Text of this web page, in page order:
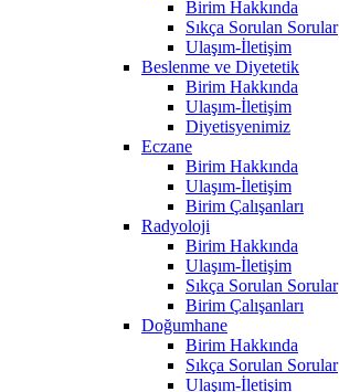
Birim Hakkında
Sıkça Sorulan Sorular
Ulaşım-İletişim
Beslenme ve Diyetetik
Birim Hakkında
Ulaşım-İletişim
Diyetisyenimiz
Eczane
Birim Hakkında
Ulaşım-İletişim
Birim Çalışanları
Radyoloji
Birim Hakkında
Ulaşım-İletişim
Sıkça Sorulan Sorular
Birim Çalışanları
Doğumhane
Birim Hakkında
Sıkça Sorulan Sorular
Ulaşım-İletişim